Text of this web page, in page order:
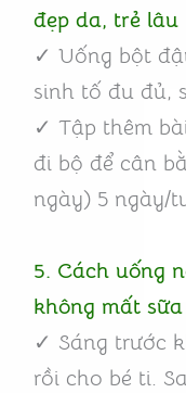
đẹp da, trẻ lâu
✓ Uống bột
sinh tố đu đủ,
✓ Tập thêm
đi bộ để cân
ngày) 5 ngày/
5. Cách uống
không mất
✓ Sáng trước
rồi cho bé ti.